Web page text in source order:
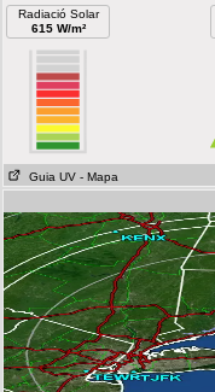
Radiació Solar
615 W/m²
Guia UV - Mapa